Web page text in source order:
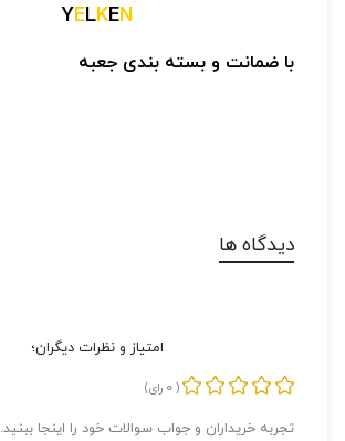
YELKEN
با ضمانت و بسته بندی جعبه
دیدگاه ها
امتیاز و نظرات دیگران؛
(
0 رای)
تجربه خریداران و جواب سوالات خود را اینجا ببنید.